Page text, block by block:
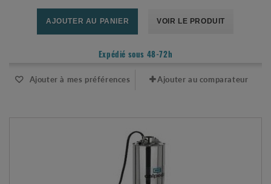
AJOUTER AU PANIER VOIR LE PRODUIT
Expédié sous 48-72h
Ajouter à mes préférences Ajouter au comparateur